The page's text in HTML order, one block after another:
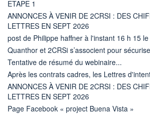
ETAPE 1
ANNONCES À VENIR DE 2CRSI : DES
LETTRES EN SEPT 2026
post de Philippe haffner à l'instant 16 h 15
Quanthor et 2CRSi s’associent pour
Tentative de résumé du webinaire...
Après les contrats cadres, les Lettres
ANNONCES À VENIR DE 2CRSI : DES
LETTRES EN SEPT 2026
Page Facebook « project Buena Vista »